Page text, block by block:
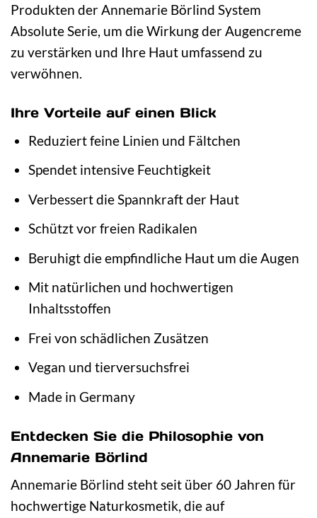
Produkten der Annemarie Börlind System
Absolute Serie, um die Wirkung der Augencreme
zu verstärken und Ihre Haut umfassend zu
verwöhnen.
Ihre Vorteile auf einen Blick
Reduziert feine Linien und Fältchen
Spendet intensive Feuchtigkeit
Verbessert die Spannkraft der Haut
Schützt vor freien Radikalen
Beruhigt die empfindliche Haut um die Augen
Mit natürlichen und hochwertigen
Inhaltsstoffen
Frei von schädlichen Zusätzen
Vegan und tierversuchsfrei
Made in Germany
Entdecken Sie die Philosophie von
Annemarie Börlind
Annemarie Börlind steht seit über 60 Jahren für
hochwertige Naturkosmetik, die auf